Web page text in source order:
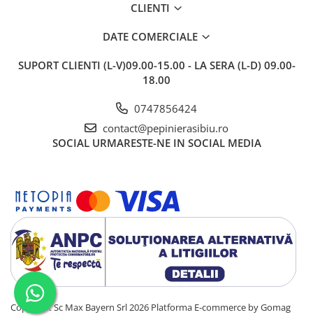
CLIENTI
DATE COMERCIALE
SUPORT CLIENTI (L-V)09.00-15.00 - LA SERA (L-D) 09.00-
18.00
0747856424
contact@pepinierasibiu.ro
SOCIAL URMARESTE-NE IN SOCIAL MEDIA
Copyright Sc Max Bayern Srl 2026 Platforma E-commerce by Gomag